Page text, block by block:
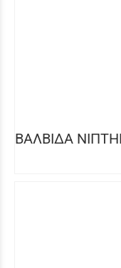
ΒΑΛΒΙΔΑ